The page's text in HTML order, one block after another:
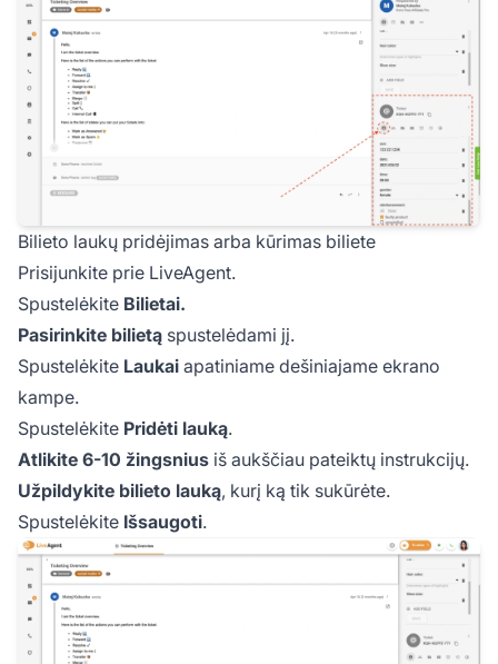
Bilieto laukų pridėjimas arba kūrimas biliete
Prisijunkite prie LiveAgent.
Spustelėkite Bilietai.
Pasirinkite bilietą spustelėdami jį.
Spustelėkite Laukai apatiniame dešiniajame ekrano
kampe.
Spustelėkite Pridėti lauką.
Atlikite 6-10 žingsnius iš aukščiau pateiktų instrukcijų.
Užpildykite bilieto lauką, kurį ką tik sukūrėte.
Spustelėkite Išsaugoti.